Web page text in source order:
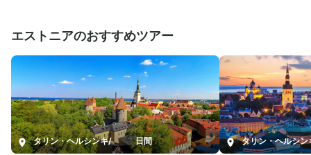
エストニアのおすすめツアー
タリン・ヘルシンキ/ 7日間 タリン・ヘルシン